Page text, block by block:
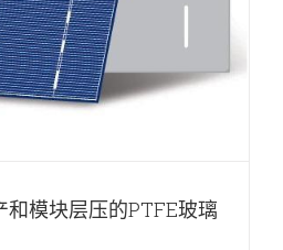
和模块层压的PTFE玻璃